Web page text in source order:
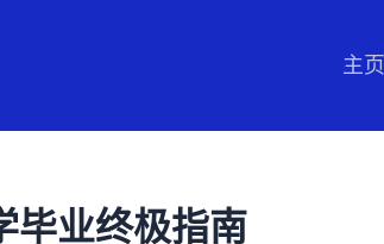
主页
毕业终极指南